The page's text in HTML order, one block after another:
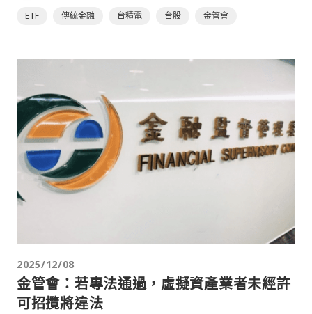
ETF 傳統金融 台積電 台股 金管會
2025/12/08
金管會：若專法通過，虛擬資產業者未經許
可招攬將違法